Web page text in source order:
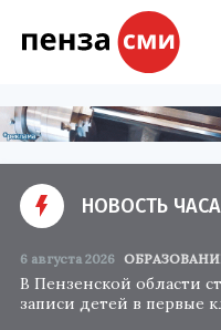
НОВОСТЬ ЧАСА
6 августа 2026
В Пензенской области
записи детей в первые